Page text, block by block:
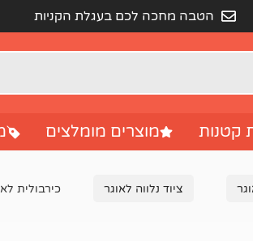
הטבה מחכה לכם בעגלת הקניות
קטנות מוצרים מומלצים
ציוד נלווה לאוגר כירבולית לאוגר 100%